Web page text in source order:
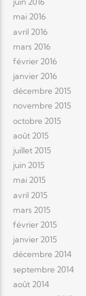
mai 2016
avril 2016
mars 2016
février 2016
janvier 2016
décembre 2015
novembre 2015
octobre 2015
août 2015
juillet 2015
juin 2015
mai 2015
avril 2015
mars 2015
février 2015
janvier 2015
décembre 2014
septembre 2014
août 2014